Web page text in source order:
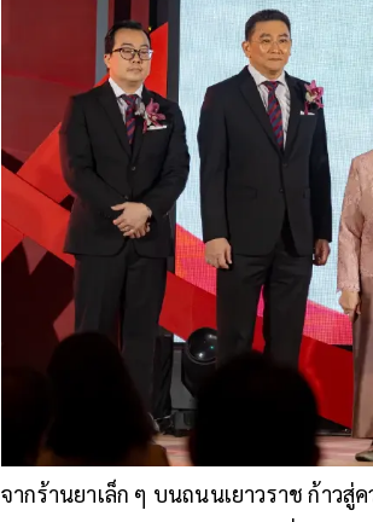
จากร้านยาเล็ก ๆ บนถนนเยาวราช ก้าว